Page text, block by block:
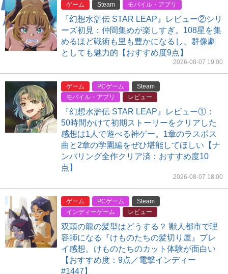
ゲーム Steam モバイル・アプリ
『幻想水滸伝 STAR LEAP』レビュー②シリ
ーズ初見：仲間集めが楽しすぎ。108星を集
めるほど戦術も里も豊かになるし、群像劇
としても魅力的【おすすめ度9点】
2026-08-07 19:00
ゲーム PCゲーム
Steam
モバイル・アプリ
レビュー
『幻想水滸伝 STAR LEAP』レビュー①：
50時間かけて初期ストーリーをクリアした
感想は1人で遊べる神ゲー。1章のラスボス
曲と2章の学園編をぜひ堪能してほしい【ナ
ンバリング全作クリア済：おすすめ度10
点】
2026-08-07 18:00
ゲーム PCゲーム
Steam
インディーゲーム
レビュー
双頭の龍の髪型はどうする？ 獣人都市で理
容師になる『けものたちの髪切り屋』プレ
イ感想。けものたちのカット体験が面白い
【おすすめ度：9点／電撃インディー
#1447】